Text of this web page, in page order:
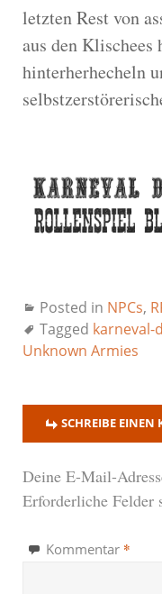
letzten Rest von
aus den Klischees
hinterherhecheln
Posted in NPCs,
Tagged karneval-
Unknown Armies
SCHREIBE
Deine E-Mail-
Erforderliche Felder
Kommentar *